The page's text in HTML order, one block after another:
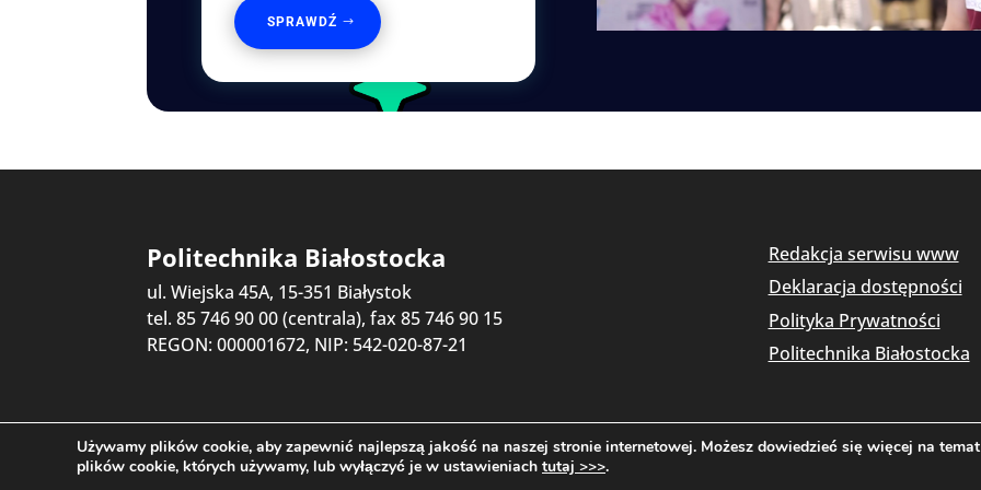
SPRAWDŹ
Politechnika Białostocka
ul. Wiejska 45A, 15-351 Białystok
tel. 85 746 90 00 (centrala), fax 85 746 90 15
REGON: 000001672, NIP: 542-020-87-21
Redakcja serwisu www
Deklaracja dostępności
Polityka Prywatności
Politechnika Białostocka
Copyright © 2026 Politechnika Białostocka
Używamy plików cookie, aby zapewnić najlepszą jakość na naszej stronie internetowej. Możesz dowiedzieć się więcej na temat
plików cookie, których używamy, lub wyłączyć je w ustawieniach tutaj >>>.